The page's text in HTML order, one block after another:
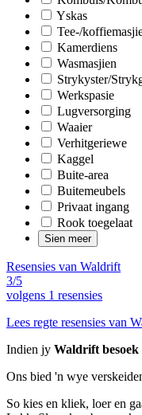
Yskas
Tee-/
Kamerdiens
Wasmasjien
Strykyster/
Werkspasie
Lugversorging
Waaier
Verhitgeriewe
Kaggel
Buite-area
Buitemeubels
Privaat ingang
Rook toegelaat
Sien meer
Resensies van Waldrift
3/5
volgens 1 resensies
Lees regte resensies van
Indien jy Waldrift besoek
Ons bied 'n wye
So kies en kliek, loer en